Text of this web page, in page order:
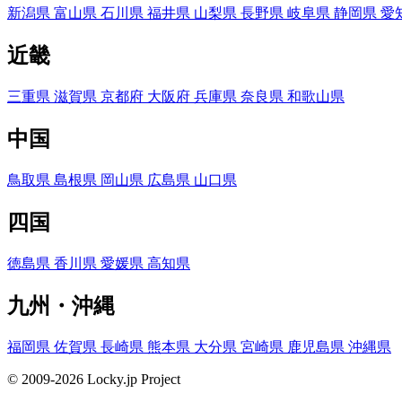
新潟県 富山県 石川県 福井県 山梨県 長野県 岐阜県 静岡県 愛
近畿
三重県 滋賀県 京都府 大阪府 兵庫県 奈良県 和歌山県
中国
鳥取県 島根県 岡山県 広島県 山口県
四国
徳島県 香川県 愛媛県 高知県
九州・沖縄
福岡県 佐賀県 長崎県 熊本県 大分県 宮崎県 鹿児島県 沖縄県
© 2009-2026 Locky.jp Project